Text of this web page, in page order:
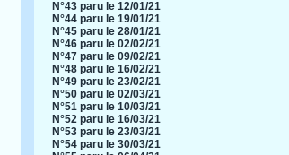
N°43 paru le 12/01/21
N°44 paru le 19/01/21
N°45 paru le 28/01/21
N°46 paru le 02/02/21
N°47 paru le 09/02/21
N°48 paru le 16/02/21
N°49 paru le 23/02/21
N°50 paru le 02/03/21
N°51 paru le 10/03/21
N°52 paru le 16/03/21
N°53 paru le 23/03/21
N°54 paru le 30/03/21